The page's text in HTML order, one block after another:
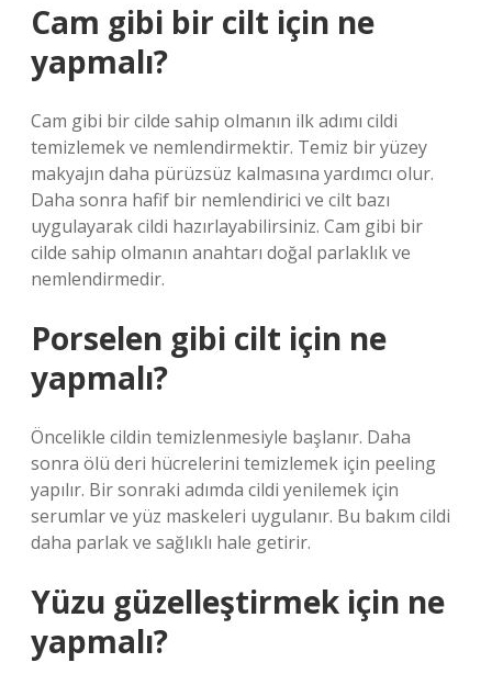
Cam gibi bir cilt için ne
yapmalı?
Cam gibi bir cilde sahip olmanın ilk adımı cildi
temizlemek ve nemlendirmektir. Temiz bir yüzey
makyajın daha pürüzsüz kalmasına yardımcı olur.
Daha sonra hafif bir nemlendirici ve cilt bazı
uygulayarak cildi hazırlayabilirsiniz. Cam gibi bir
cilde sahip olmanın anahtarı doğal parlaklık ve
nemlendirmedir.
Porselen gibi cilt için ne
yapmalı?
Öncelikle cildin temizlenmesiyle başlanır. Daha
sonra ölü deri hücrelerini temizlemek için peeling
yapılır. Bir sonraki adımda cildi yenilemek için
serumlar ve yüz maskeleri uygulanır. Bu bakım cildi
daha parlak ve sağlıklı hale getirir.
Yüzu güzelleştirmek için ne
yapmalı?